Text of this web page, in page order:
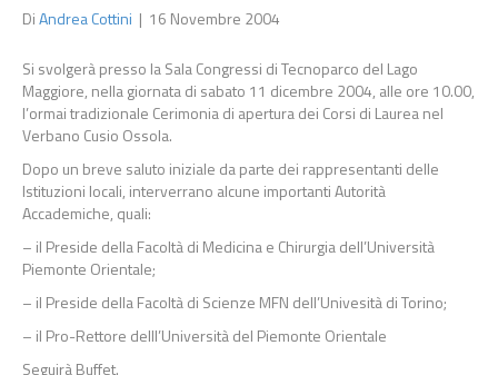
DiAndrea Cottini | 16 Novembre 2004
Si svolgerà presso la Sala Congressi di Tecnoparco del Lago
Maggiore, nella giornata di sabato 11 dicembre 2004, alle ore 10.00,
l’ormai tradizionale Cerimonia di apertura dei Corsi di Laurea nel
Verbano Cusio Ossola.
Dopo un breve saluto iniziale da parte dei rappresentanti delle
Istituzioni locali, interverrano alcune importanti Autorità
Accademiche, quali:
– il Preside della Facoltà di Medicina e Chirurgia dell’Università
Piemonte Orientale;
– il Preside della Facoltà di Scienze MFN dell’Univesità di Torino;
– il Pro-Rettore delll’Università del Piemonte Orientale
Seguirà Buffet.